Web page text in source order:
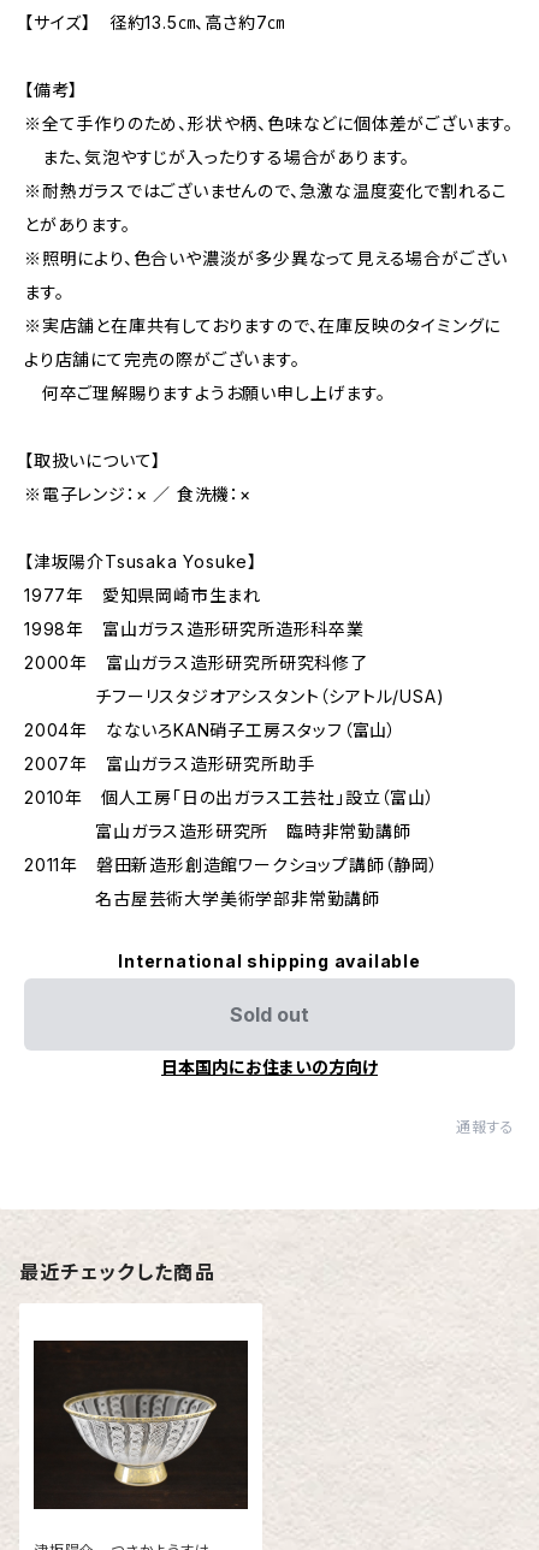
【サイズ】 径約13.5㎝、高さ約7㎝
【備考】
※全て手作りのため、形状や柄、色味などに個体差がございます。
また、気泡やすじが入ったりする場合があります。
※耐熱ガラスではございませんので、急激な温度変化で割れるこ
とがあります。
※照明により、色合いや濃淡が多少異なって見える場合がござい
ます。
※実店舗と在庫共有しておりますので、在庫反映のタイミングに
より店舗にて完売の際がございます。
何卒ご理解賜りますようお願い申し上げます。
【取扱いについて】
※電子レンジ：× ／ 食洗機：×
【津坂陽介Tsusaka Yosuke】
1977年 愛知県岡崎市生まれ
1998年 富山ガラス造形研究所造形科卒業
2000年 富山ガラス造形研究所研究科修了
チフーリスタジオアシスタント（シアトル/USA)
2004年 なないろKAN硝子工房スタッフ（富山）
2007年 富山ガラス造形研究所助手
2010年 個人工房「日の出ガラス工芸社」設立（富山）
富山ガラス造形研究所 臨時非常勤講師
2011年 磐田新造形創造館ワークショップ講師（静岡）
名古屋芸術大学美術学部非常勤講師
International shipping available
Sold out
日本国内にお住まいの方向け
通報する
最近チェックした商品